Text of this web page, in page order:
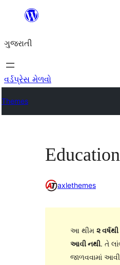
કંટેન્ટ(લખાણ)
જાઓ
ગુજરાતી
વર્ડપ્રેસ મેળવો
Themes
axlethemes
આ થીમ ૨
આવી નથી. તે
જાળવવામાં